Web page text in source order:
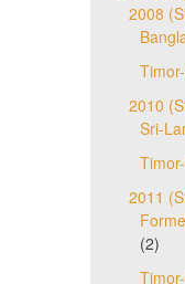
2008
2010
Sri-
2011
(2)